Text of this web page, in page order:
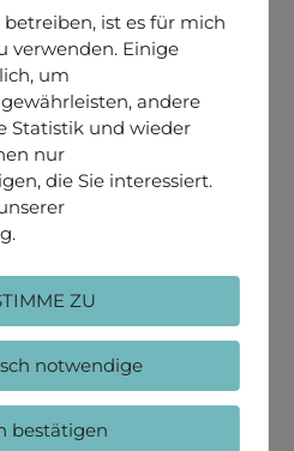
sich wie ein roter Faden
[…]
dir die
Suppe spuckt
ist es für mich
verwenden. Einige
um
andere
Statistik und wieder
nur
die Sie interessiert.
ZU
notwendige
bestätigen